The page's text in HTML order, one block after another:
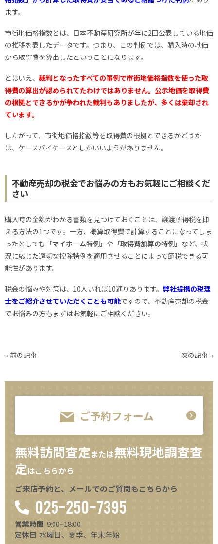
ます。
市街地価格指数とは、日本不動産研究所が年に2回公表している地価
の推移を表したデータです。つまり、この判例では、購入時の地価
から取得費を算出したということになります。
とはいえ、 裁判となったすべての事例で市街地価格指数を使った取
得費の算出が認められてたわけではありません。公示地価を取得費
の根拠とできるかが争われた裁判もありましたが、多くは棄却され
ています。
したがって、市街地価格指数等を取得費の根拠とできるかどうか
は、ケースバイケースとしかいいようがありません。
不動産売却の税金でお悩みの方もお気軽にご相談くだ
さい
購入時の金額がわかる書類を見つけておくことは、譲渡所得税を抑
える方法の1つです。一方、概算取得費で計算することになってしま
ったとしても 「マイホーム特例」 や 「取得費加算の特例」 など、状
況に応じた適切な控除特例を適用させることによって節税できる可
能性があります。
税金の悩みや対策は、10人いれば10通りあります。 弊社提携の税理
士をご紹介させていただくことも可能ですので、不動産売却の税金
でお悩みの方もまずはお気軽にご相談ください。
« 前の記事 次の記事 »
ご予約フォーム
無料訪問査定または無料現地調査査
定はこちらから
ご来店予約と、メールでのご質問もこちらから
025-250-7395
営業時間 9:00~18:00
定休日 水曜日、夏季、年末年始